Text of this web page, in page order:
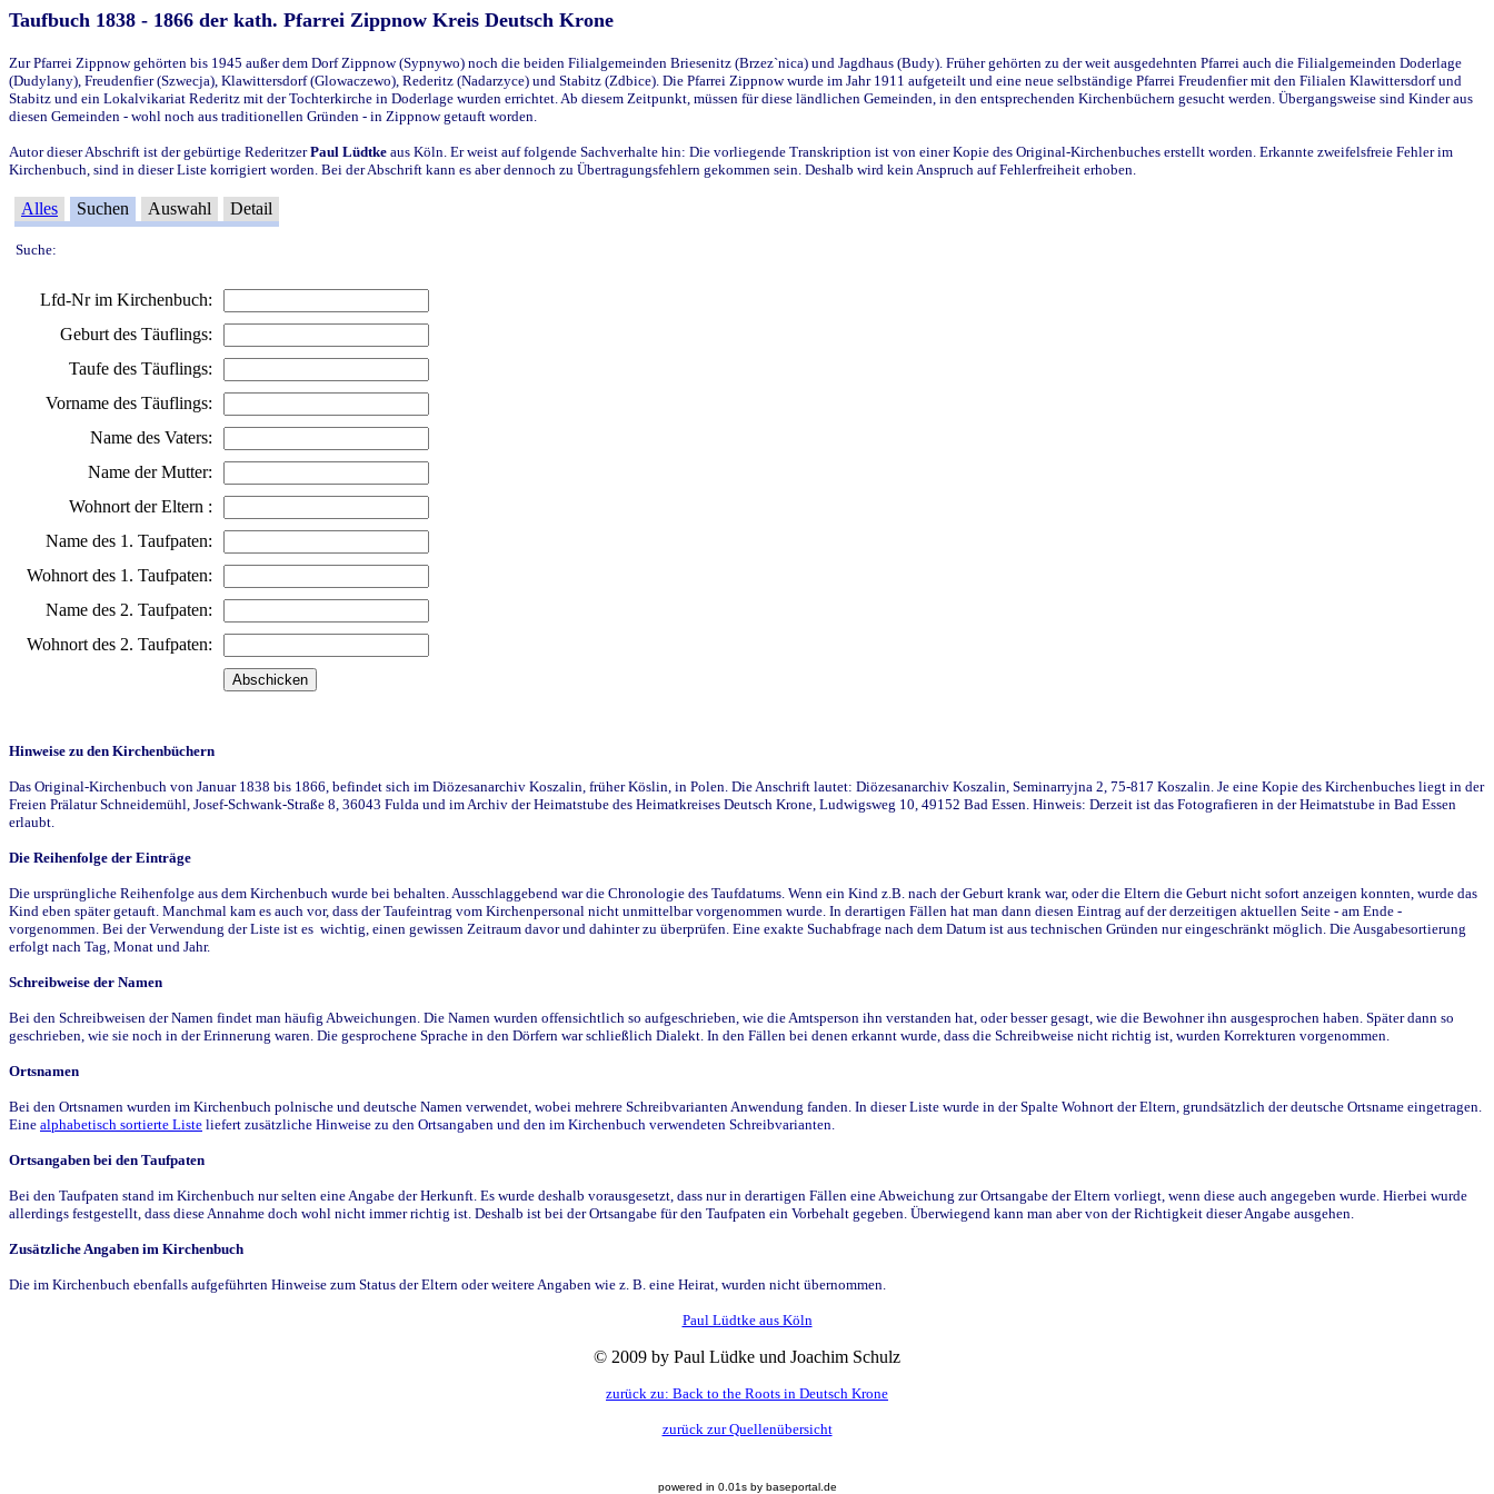
Taufbuch 1838 - 1866 der kath. Pfarrei Zippnow Kreis Deutsch Krone
Zur Pfarrei Zippnow gehörten bis 1945 außer dem Dorf Zippnow (Sypnywo) noch die beiden Filialgemeinden Briesenitz (Brzez`nica) und Jagdhaus (Budy). Früher gehörten zu der weit ausgedehnten Pfarrei auch die Filialgemeinden Doderlage
(Dudylany), Freudenfier (Szwecja), Klawittersdorf (Glowaczewo), Rederitz (Nadarzyce) und Stabitz (Zdbice). Die Pfarrei Zippnow wurde im Jahr 1911 aufgeteilt und eine neue selbständige Pfarrei Freudenfier mit den Filialen Klawittersdorf und
Stabitz und ein Lokalvikariat Rederitz mit der Tochterkirche in Doderlage wurden errichtet. Ab diesem Zeitpunkt, müssen für diese ländlichen Gemeinden, in den entsprechenden Kirchenbüchern gesucht werden. Übergangsweise sind Kinder aus
diesen Gemeinden - wohl noch aus traditionellen Gründen - in Zippnow getauft worden.
Autor dieser Abschrift ist der gebürtige RederitzerPaul Lüdtke aus Köln. Er weist auf folgende Sachverhalte hin: Die vorliegende Transkription ist von einer Kopie des Original-Kirchenbuches erstellt worden. Erkannte zweifelsfreie Fehler im
Kirchenbuch, sind in dieser Liste korrigiert worden. Bei der Abschrift kann es aber dennoch zu Übertragungsfehlern gekommen sein. Deshalb wird kein Anspruch auf Fehlerfreiheit erhoben.
Alles Suchen Auswahl Detail
Suche:
Lfd-Nr im Kirchenbuch:
Geburt des Täuflings:
Taufe des Täuflings:
Vorname des Täuflings:
Name des Vaters:
Name der Mutter:
Wohnort der Eltern :
Name des 1. Taufpaten:
Wohnort des 1. Taufpaten:
Name des 2. Taufpaten:
Wohnort des 2. Taufpaten:
Hinweise zu den Kirchenbüchern
Das Original-Kirchenbuch von Januar 1838 bis 1866, befindet sich im Diözesanarchiv Koszalin, früher Köslin, in Polen. Die Anschrift lautet: Diözesanarchiv Koszalin, Seminarryjna 2, 75-817 Koszalin. Je eine Kopie des Kirchenbuches liegt in der
Freien Prälatur Schneidemühl, Josef-Schwank-Straße 8, 36043 Fulda und im Archiv der Heimatstube des Heimatkreises Deutsch Krone, Ludwigsweg 10, 49152 Bad Essen. Hinweis: Derzeit ist das Fotografieren in der Heimatstube in Bad Essen
erlaubt.
Die Reihenfolge der Einträge
Die ursprüngliche Reihenfolge aus dem Kirchenbuch wurde bei behalten. Ausschlaggebend war die Chronologie des Taufdatums. Wenn ein Kind z.B. nach der Geburt krank war, oder die Eltern die Geburt nicht sofort anzeigen konnten, wurde das
Kind eben später getauft. Manchmal kam es auch vor, dass der Taufeintrag vom Kirchenpersonal nicht unmittelbar vorgenommen wurde. In derartigen Fällen hat man dann diesen Eintrag auf der derzeitigen aktuellen Seite - am Ende -
vorgenommen. Bei der Verwendung der Liste ist es wichtig, einen gewissen Zeitraum davor und dahinter zu überprüfen. Eine exakte Suchabfrage nach dem Datum ist aus technischen Gründen nur eingeschränkt möglich. Die Ausgabesortierung
erfolgt nach Tag, Monat und Jahr.
Schreibweise der Namen
Bei den Schreibweisen der Namen findet man häufig Abweichungen. Die Namen wurden offensichtlich so aufgeschrieben, wie die Amtsperson ihn verstanden hat, oder besser gesagt, wie die Bewohner ihn ausgesprochen haben. Später dann so
geschrieben, wie sie noch in der Erinnerung waren. Die gesprochene Sprache in den Dörfern war schließlich Dialekt. In den Fällen bei denen erkannt wurde, dass die Schreibweise nicht richtig ist, wurden Korrekturen vorgenommen.
Ortsnamen
Bei den Ortsnamen wurden im Kirchenbuch polnische und deutsche Namen verwendet, wobei mehrere Schreibvarianten Anwendung fanden. In dieser Liste wurde in der Spalte Wohnort der Eltern, grundsätzlich der deutsche Ortsname eingetragen.
Eine alphabetisch sortierte Liste liefert zusätzliche Hinweise zu den Ortsangaben und den im Kirchenbuch verwendeten Schreibvarianten.
Ortsangaben bei den Taufpaten
Bei den Taufpaten stand im Kirchenbuch nur selten eine Angabe der Herkunft. Es wurde deshalb vorausgesetzt, dass nur in derartigen Fällen eine Abweichung zur Ortsangabe der Eltern vorliegt, wenn diese auch angegeben wurde. Hierbei wurde
allerdings festgestellt, dass diese Annahme doch wohl nicht immer richtig ist. Deshalb ist bei der Ortsangabe für den Taufpaten ein Vorbehalt gegeben. Überwiegend kann man aber von der Richtigkeit dieser Angabe ausgehen.
Zusätzliche Angaben im Kirchenbuch
Die im Kirchenbuch ebenfalls aufgeführten Hinweise zum Status der Eltern oder weitere Angaben wie z. B. eine Heirat, wurden nicht übernommen.
Paul Lüdtke aus Köln
© 2009 by Paul Lüdke und Joachim Schulz
zurück zu: Back to the Roots in Deutsch Krone
zurück zur Quellenübersicht
powered in 0.01s by baseportal.de